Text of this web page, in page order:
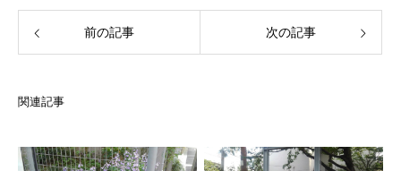
前の記事 次の記事
関連記事